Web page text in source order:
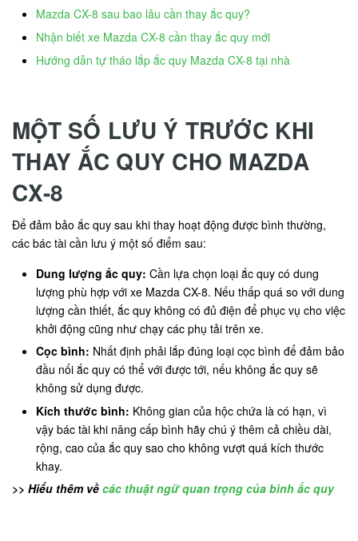
Mazda CX-8 sau bao lâu cần thay ắc quy?
Nhận biết xe Mazda CX-8 cần thay ắc quy mới
Hướng dẫn tự tháo lắp ắc quy Mazda CX-8 tại nhà
MỘT SỐ LƯU Ý TRƯỚC KHI
THAY ẮC QUY CHO MAZDA
CX-8
Để đảm bảo ắc quy sau khi thay hoạt động được bình thường,
các bác tài cần lưu ý một số điểm sau:
Dung lượng ắc quy: Cần lựa chọn loại ắc quy có dung
lượng phù hợp với xe Mazda CX-8. Nếu thấp quá so với dung
lượng cần thiết, ắc quy không có đủ điện để phục vụ cho việc
khởi động cũng như chạy các phụ tải trên xe.
Cọc bình: Nhất định phải lắp đúng loại cọc bình để đảm bảo
đầu nối ắc quy có thể với được tới, nếu không ắc quy sẽ
không sử dụng được.
Kích thước bình: Không gian của hộc chứa là có hạn, vì
vậy bác tài khi nâng cấp bình hãy chú ý thêm cả chiều dài,
rộng, cao của ắc quy sao cho không vượt quá kích thước
khay.
>> Hiểu thêm về các thuật ngữ quan trọng của bình ắc quy